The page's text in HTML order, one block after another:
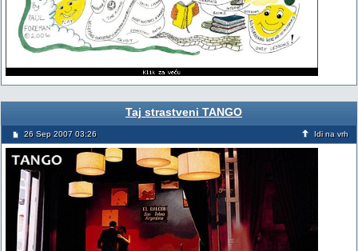
Taj strastveni TANGO
26 Sep 2007 03:26 Idi na vrh